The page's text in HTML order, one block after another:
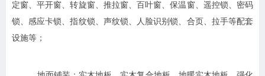
定窗、平开窗、转旋窗、推拉窗、百叶窗、保温窗、 遥控锁、密码
锁、感应卡锁、指纹锁、声纹锁、人脸识别锁、合页、拉手等配套
设施等 ；